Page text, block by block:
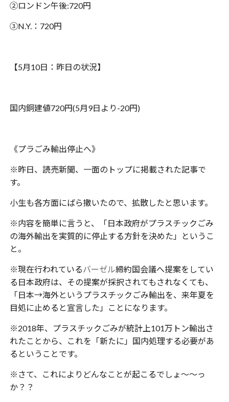
②ロンドン午後:720円
③N.Y.：720円
【5月10日：昨日の状況】
国内銅建値720円(5月9日より-20円)
《プラごみ輸出停止へ》
※昨日、読売新聞、一面のトップに掲載された記事で
す。
小生も各方面にばら撒いたので、拡散したと思います。
※内容を簡単に言うと、「日本政府がプラスチックごみ
の海外輸出を実質的に停止する方針を決めた」というこ
と。
※現在行われているバーゼル締約国会議へ提案をしてい
る日本政府は、その提案が採択されてもされなくても、
「日本→海外というプラスチックごみ輸出を、来年夏を
目処に止めると宣言した」ことになります。
※2018年、プラスチックごみが統計上101万トン輸出さ
れたことから、これを「新たに」国内処理する必要があ
るということです。
※さて、これによりどんなことが起こるでしょ〜〜っ
か？？